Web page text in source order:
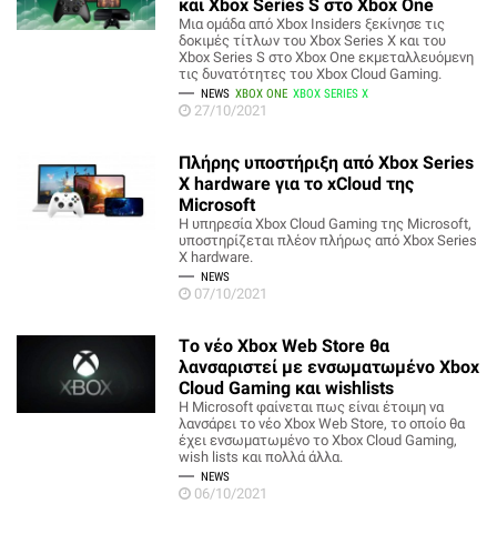
και Xbox Series S στο Xbox One
Μια ομάδα από Xbox Insiders ξεκίνησε τις
δοκιμές τίτλων του Xbox Series X και του
Xbox Series S στο Xbox One εκμεταλλευόμενη
τις δυνατότητες του Xbox Cloud Gaming.
NEWS XBOX ONE XBOX SERIES X
27/10/2021
Πλήρης υποστήριξη από Xbox Series
X hardware για το xCloud της
Microsoft
Η υπηρεσία Xbox Cloud Gaming της Microsoft,
υποστηρίζεται πλέον πλήρως από Xbox Series
X hardware.
NEWS
07/10/2021
Tο νέο Xbox Web Store θα
λανσαριστεί με ενσωματωμένο Xbox
Cloud Gaming και wishlists
Η Microsoft φαίνεται πως είναι έτοιμη να
λανσάρει το νέο Xbox Web Store, το οποίο θα
έχει ενσωματωμένο το Xbox Cloud Gaming,
wish lists και πολλά άλλα.
NEWS
06/10/2021